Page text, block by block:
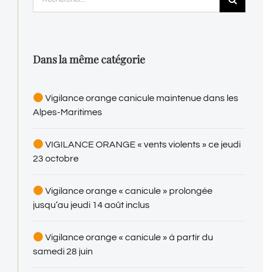
Dans la même catégorie
Vigilance orange canicule maintenue dans les
Alpes-Maritimes
VIGILANCE ORANGE « vents violents » ce jeudi
23 octobre
Vigilance orange « canicule » prolongée
jusqu’au jeudi 14 août inclus
Vigilance orange « canicule » à partir du
samedi 28 juin